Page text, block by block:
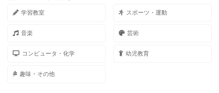
学習教室 スポーツ・運動
音楽 芸術
コンピュータ・化学 幼児教育
趣味・その他